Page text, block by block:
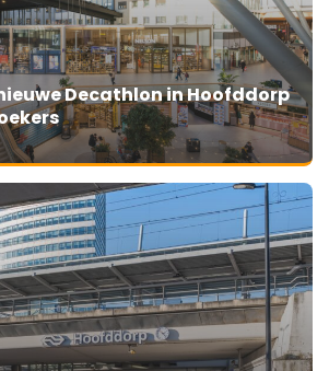
Decathlon in Hoofddorp